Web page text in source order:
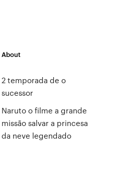
About
2 temporada de o
sucessor
Naruto o filme a grande
missão salvar a princesa
da neve legendado